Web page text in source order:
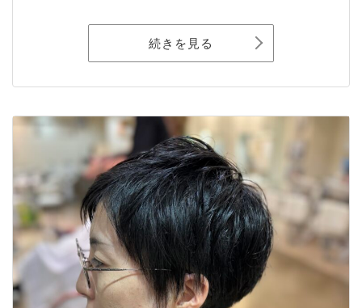
続きを見る